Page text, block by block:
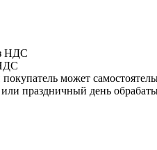
НДС
может
праздничный день